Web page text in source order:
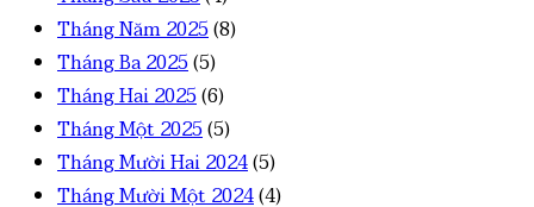
Tháng Năm 2025(8)
Tháng Ba 2025(5)
Tháng Hai 2025(6)
Tháng Một 2025(5)
Tháng Mười Hai 2024(5)
Tháng Mười Một 2024(4)